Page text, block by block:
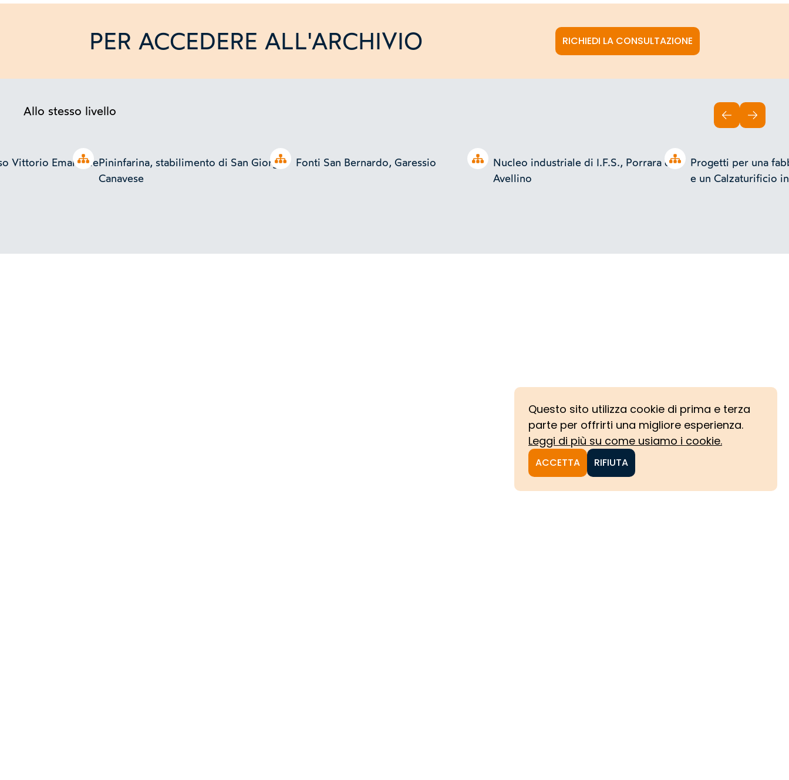
Questo sito utilizza cookie di prima e terza
parte per offrirti una migliore esperienza.
Leggi di più su come usiamo i cookie.
ACCETTA RIFIUTA
PER ACCEDERE ALL'ARCHIVIO RICHIEDI LA CONSULTAZIONE
Allo stesso livello
Open tree
Vittorio Emanuele Open tree
Pininfarina, stabilimento di San Giorgio
Canavese
Open tree
Fonti San Bernardo, Garessio Open tree
Nucleo industriale di I.F.S., Porrara di
Avellino
Progetti per una
e un Calzaturificio in
INDIETROAVANTI